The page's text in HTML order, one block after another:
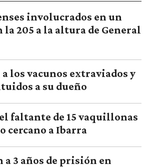
involucrados en un
la 205 a la altura de General
los vacunos extraviados y
a su dueño
faltante de 15 vaquillonas
cercano a Ibarra
a 3 años de prisión en